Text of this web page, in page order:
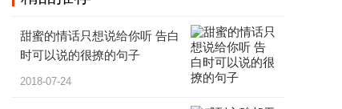
甜蜜的情话只想说给你听 告白
时可以说的很撩的句子
2018-07-24